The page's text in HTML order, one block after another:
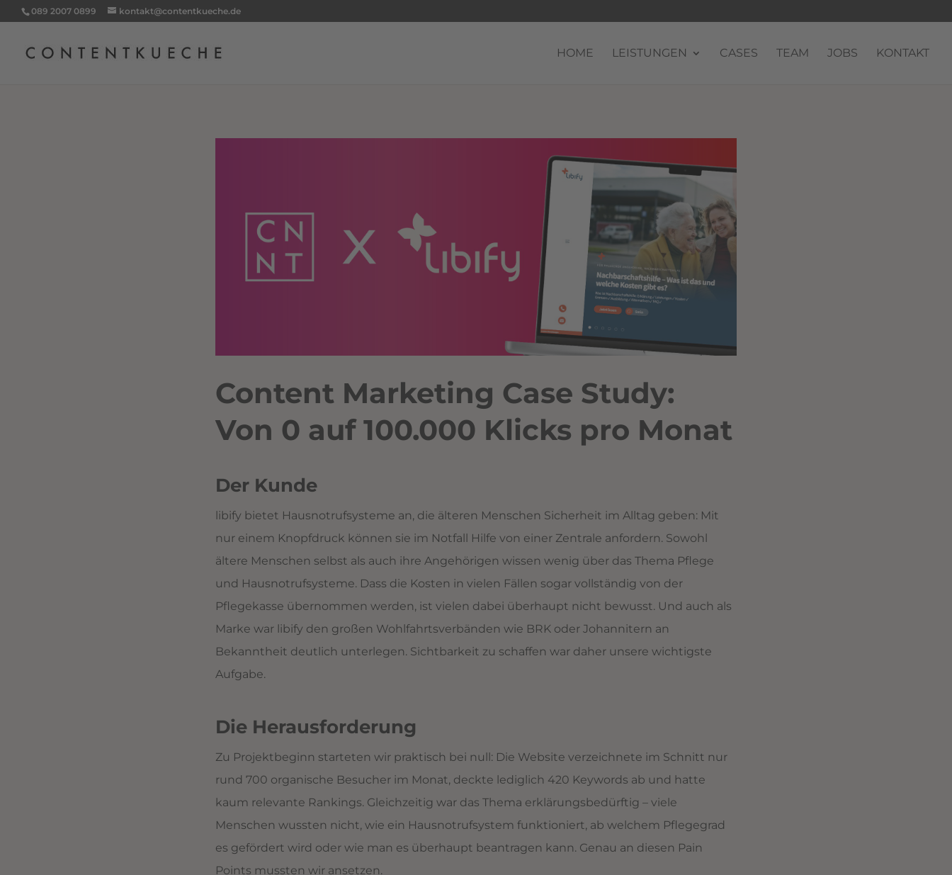
089 2007 0899 kontakt@contentkueche.de
HOME LEISTUNGEN CASES TEAM JOBS KONTAKT
Content Marketing Case Study:
Von 0 auf 100.000 Klicks pro Monat
Der Kunde
libify bietet Hausnotrufsysteme an, die älteren Menschen Sicherheit im Alltag geben: Mit
nur einem Knopfdruck können sie im Notfall Hilfe von einer Zentrale anfordern. Sowohl
ältere Menschen selbst als auch ihre Angehörigen wissen wenig über das Thema Pflege
und Hausnotrufsysteme. Dass die Kosten in vielen Fällen sogar vollständig von der
Pflegekasse übernommen werden, ist vielen dabei überhaupt nicht bewusst. Und auch als
Marke war libify den großen Wohlfahrtsverbänden wie BRK oder Johannitern an
Bekanntheit deutlich unterlegen. Sichtbarkeit zu schaffen war daher unsere wichtigste
Aufgabe.
Die Herausforderung
Zu Projektbeginn starteten wir praktisch bei null: Die Website verzeichnete im Schnitt nur
rund 700 organische Besucher im Monat, deckte lediglich 420 Keywords ab und hatte
kaum relevante Rankings. Gleichzeitig war das Thema erklärungsbedürftig – viele
Menschen wussten nicht, wie ein Hausnotrufsystem funktioniert, ab welchem Pflegegrad
es gefördert wird oder wie man es überhaupt beantragen kann. Genau an diesen Pain
Points mussten wir ansetzen.